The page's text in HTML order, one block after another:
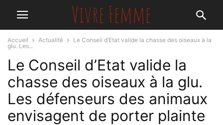
Accueil Actualité
Le Conseil d’Etat valide la chasse des oiseaux à la
glu. Les...
Le Conseil d’Etat valide la
chasse des oiseaux à la glu.
Les défenseurs des animaux
envisagent de porter plainte